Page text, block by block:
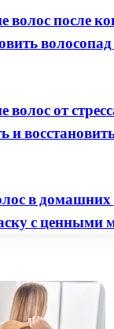
волос после
волос от
и
в домашних
с ценными